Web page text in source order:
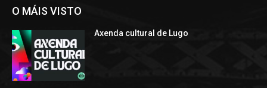
O MÁIS VISTO
Axenda cultural de Lugo